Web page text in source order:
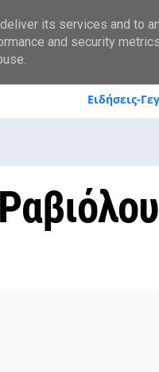
Ειδήσεις-
its services and to
and security